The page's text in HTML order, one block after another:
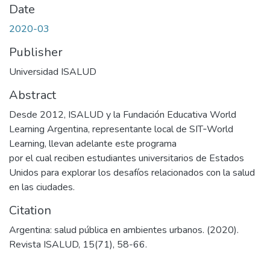
Date
2020-03
Publisher
Universidad ISALUD
Abstract
Desde 2012, ISALUD y la Fundación Educativa World
Learning Argentina, representante local de SIT‑World
Learning, llevan adelante este programa
por el cual reciben estudiantes universitarios de Estados
Unidos para explorar los desafíos relacionados con la salud
en las ciudades.
Citation
Argentina: salud pública en ambientes urbanos. (2020).
Revista ISALUD, 15(71), 58-66.